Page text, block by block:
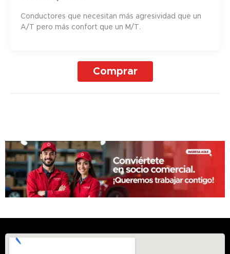
Conductores que necesitan más agresividad que un
A/T pero más confort que un M/T.
Comprar